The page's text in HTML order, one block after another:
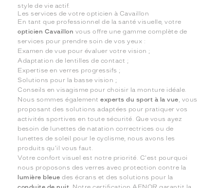
style de vie actif.
Les services de votre opticien à Cavaillon
En tant que professionnel de la santé visuelle, votre
opticien Cavaillon vous offre une gamme complète de
services pour prendre soin de vos yeux :
Examen de vue pour évaluer votre vision ;
Adaptation de lentilles de contact ;
Expertise en verres progressifs ;
Solutions pour la basse vision ;
Conseils en visagisme pour choisir la monture idéale.
Nous sommes égalementexperts du sport à la vue , vous
proposant des solutions adaptées pour pratiquer vos
activités sportives en toute sécurité. Que vous ayez
besoin de lunettes de natation correctrices ou de
lunettes de soleil pour le cyclisme, nous avons les
produits qu'il vous faut.
Votre confort visuel est notre priorité. C'est pourquoi
nous proposons des verres avec protection contre la
lumière bleue des écrans et des solutions pour la